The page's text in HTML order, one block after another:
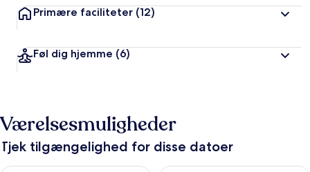
Primære faciliteter (12)
Føl dig hjemme (6)
Værelsesmuligheder
Tjek tilgængelighed for disse datoer